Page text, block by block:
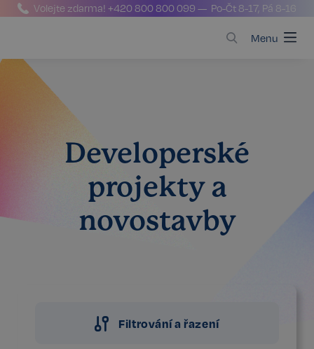
Volejte zdarma!+420 800 800 099 — Po-Čt 8-17, Pá 8-16
Menu
Developerské
projekty a
novostavby
Filtrování a řazení